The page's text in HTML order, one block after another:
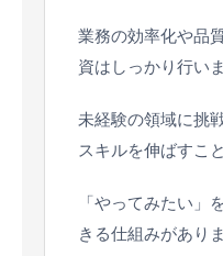
業務の効率化や品
資はしっかり行いま
未経験の領域に挑
スキルを伸ばすこ
「やってみたい」
きる仕組みがありま